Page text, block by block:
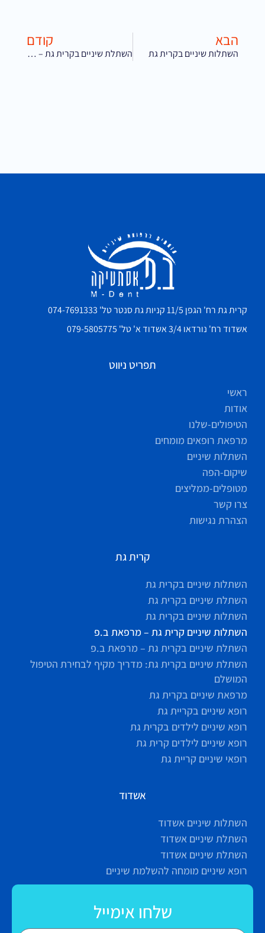
הבא
השתלות שיניים בקרית גת
קודם
השתלת שיניים בקרית גת – מרפאת ב.פ
קרית גת רח' הגפן 11/5 קניות גת סנטר טל' 074-7691333
אשדוד רח' נורדאו 3/4 אשדוד א' טל' 079-5805775
תפריט ניווט
ראשי
אודות
הטיפולים-שלנו
מרפאת רופאים מומחים
השתלות שיניים
שיקום-הפה
מטופלים-ממליצים
צרו קשר
הצהרת נגישות
קרית גת
השתלות שיניים בקרית גת
השתלת שיניים בקרית גת
השתלות שיניים בקרית גת
השתלות שיניים קרית גת – מרפאת ב.פ
השתלת שיניים בקרית גת – מרפאת ב.פ
השתלת שיניים בקרית גת: מדריך מקיף לבחירת הטיפול
המושלם
מרפאת שיניים בקרית גת
רופא שיניים בקריית גת
רופא שיניים לילדים בקרית גת
רופא שיניים לילדים קרית גת
רופאי שיניים קריית גת
אשדוד
השתלות שיניים אשדוד
השתלת שיניים אשדוד
השתלת שיניים אשדוד
רופא שיניים מומחה להשלמת שיניים
שלחו אימייל